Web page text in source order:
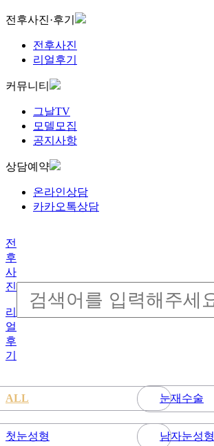
전후사진·후기
전후사진
리얼후기
커뮤니티
그날TV
모델모집
공지사항
상담예약
온라인상담
카카오톡상담
전
후
사
진
리
얼
후
기
ALL 눈재수술
첫눈성형 남자눈성형